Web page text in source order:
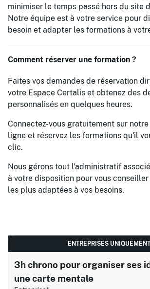
minimiser le temps passé hors du site
Notre équipe est à votre service pour
besoin et adapter les formations à
Comment réserver une formation ?
Faites vos demandes de réservation
votre Espace Certalis et obtenez des
personnalisés en quelques heures.
Connectez-vous gratuitement sur
ligne et réservez les formations qu'il
clic.
Nous gérons tout l'administratif
à votre disposition pour vous
les plus adaptées à vos besoins.
ENTREPRISES UNIQUEMENT
3h chrono pour organiser ses
une carte mentale